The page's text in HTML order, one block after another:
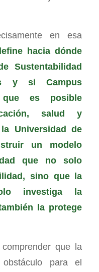
en esa
hacia dónde
Sustentabilidad
y si Campus
que es posible
salud y
Universidad de
un modelo
que no solo
sino que la
investiga la
la protege
que la
para el